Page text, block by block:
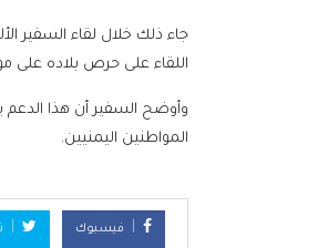
جاء ذلك خلال لقاء السفير
اللقاء على حرص بلاده على
وأوضح السفير أن هذا الدعم
المواطنين اليمنيين.
فيسبوك